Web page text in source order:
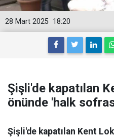
18:20
28 Mart 2025
Şişli'de kapatılan
önünde 'halk
Şişli'de kapatılan Kent